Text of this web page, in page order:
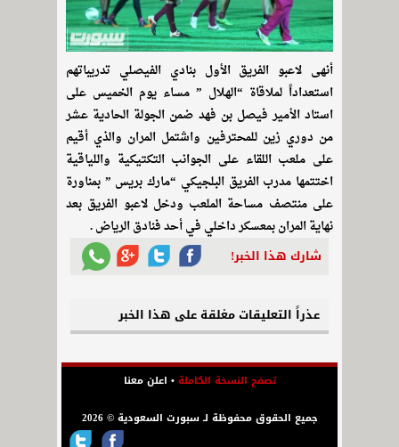
أنهى لاعبو الفريق الأول بنادي الفيصلي تدريباتهم
استعداداً لملاقاة “الهلال ” مساء يوم الخميس على
استاد الأمير فيصل بن فهد ضمن الجولة الحادية عشر
من دوري زين للمحترفين واشتمل المران والذي أقيم
على ملعب اللقاء على الجوانب التكتيكية واللياقية
اختتمها مدرب الفريق البلجيكي “مارك بريس ” بمناورة
على منتصف مساحة الملعب ودخل لاعبو الفريق بعد
نهاية المران بمعسكر داخلي في أحد فنادق الرياض .
شارك هذا الخبر!
عذراً التعليقات مغلقة على هذا الخبر
تصفح النسخة الكاملة• اعلن معنا
جميع الحقوق محفوظة لـ سبورت السعودية © 2026